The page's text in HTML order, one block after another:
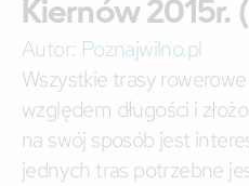
Kiernów 2015r.
Autor: Poznajwilno.pl
Wszystkie trasy
względem długości i
na swój sposób jest
jednych tras potrzebne